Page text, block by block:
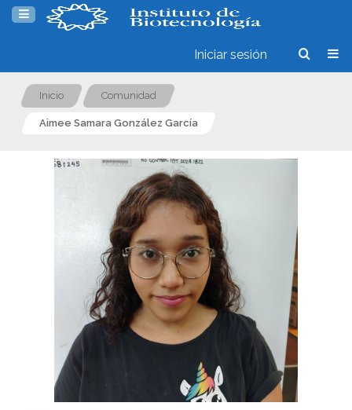
Iniciar sesión
Inicio Comunidad
Aimee Samara González García